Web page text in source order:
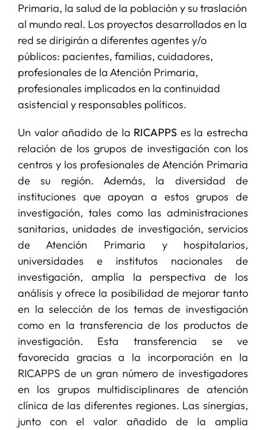
Primaria, la salud de la población y su traslación
al mundo real. Los proyectos desarrollados en la
red se dirigirán a diferentes agentes y/o
públicos: pacientes, familias, cuidadores,
profesionales de la Atención Primaria,
profesionales implicados en la continuidad
asistencial y responsables políticos.
Un valor añadido de la RICAPPS es la estrecha
relación de los grupos de investigación con los
centros y los profesionales de Atención Primaria
de su región. Además, la diversidad de
instituciones que apoyan a estos grupos de
investigación, tales como las administraciones
sanitarias, unidades de investigación, servicios
de Atención Primaria y hospitalarios,
universidades e institutos nacionales de
investigación, amplía la perspectiva de los
análisis y ofrece la posibilidad de mejorar tanto
en la selección de los temas de investigación
como en la transferencia de los productos de
investigación. Esta transferencia se ve
favorecida gracias a la incorporación en la
RICAPPS de un gran número de investigadores
en los grupos multidisciplinares de atención
clínica de las diferentes regiones. Las sinergias,
junto con el valor añadido de la amplia